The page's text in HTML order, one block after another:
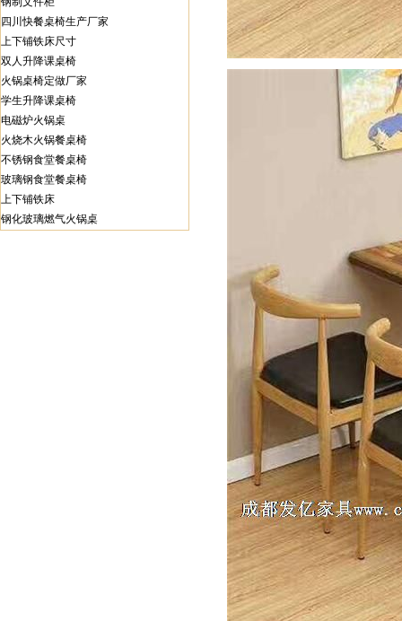
四川快餐桌椅生产厂家
上下铺铁床尺寸
双人升降课桌椅
火锅桌椅定做厂家
学生升降课桌椅
电磁炉火锅桌
火烧木火锅餐桌椅
不锈钢食堂餐桌椅
玻璃钢食堂餐桌椅
上下铺铁床
钢化玻璃燃气火锅桌